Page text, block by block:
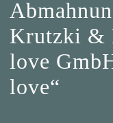
Krutzki &
love
love“